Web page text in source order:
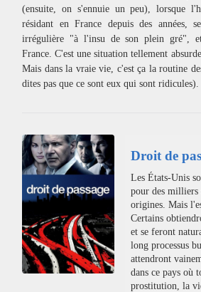
(ensuite, on s'ennuie un peu), lorsque
résidant en France depuis des années,
irrégulière "à l'insu de son plein gré",
France. C'est une situation tellement
Mais dans la vraie vie, c'est ça la routine
dites pas que ce sont eux qui sont ridicules).
Droit de
Les États-Unis
pour des milliers
origines. Mais
Certains
et se feront
long processus
attendront
dans ce pays où
prostitution, la